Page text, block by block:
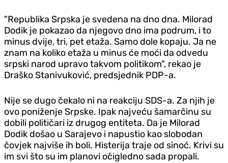
"Republika Srpska je svedena na dno dna. Milorad
Dodik je pokazao da njegovo dno ima podrum, i to
minus dvije, tri, pet etaža. Samo dole kopaju. Ja ne
znam na koliko etaža u minus će moći da odvedu
srpski narod upravo takvom politikom", rekao je
Draško Stanivuković, predsjednik PDP-a.
Nije se dugo čekalo ni na reakciju SDS-a. Za njih je
ovo poniženje Srpske. Ipak najveću šamarčinu su
dobili političari iz drugog entiteta. Da je Milorad
Dodik došao u Sarajevo i napustio kao slobodan
čovjek najviše ih boli. Histerija traje od sinoć. Krivi su
im svi što su im planovi očigledno sada propali.